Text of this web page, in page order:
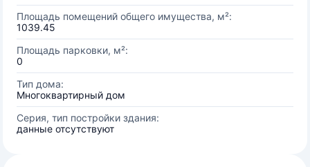
Площадь помещений общего имущества, м²:
1039.45
Площадь парковки, м²:
0
Тип дома:
Многоквартирный дом
Серия, тип постройки здания:
данные отсутствуют